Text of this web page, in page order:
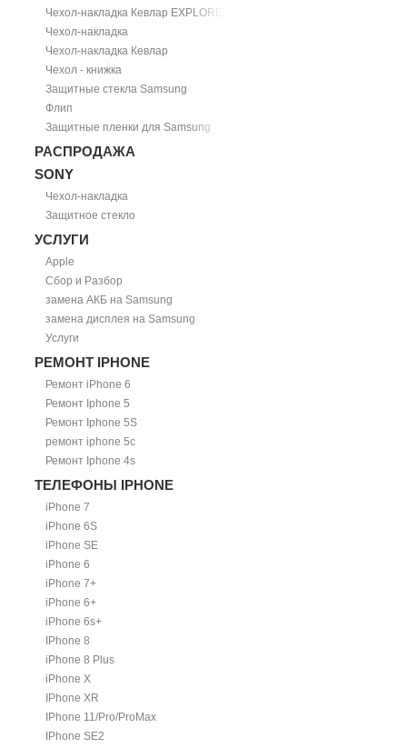
Чехол-накладка Кевлар EXPLORER
Чехол-накладка
Чехол-накладка Кевлар
Чехол - книжка
Защитные стекла Samsung
Флип
Защитные пленки для Samsung
РАСПРОДАЖА
SONY
Чехол-накладка
Защитное стекло
УСЛУГИ
Apple
Сбор и Разбор
замена АКБ на Samsung
замена дисплея на Samsung
Услуги
РЕМОНТ IPHONE
Ремонт iPhone 6
Ремонт Iphone 5
Ремонт Iphone 5S
ремонт iphone 5c
Ремонт Iphone 4s
ТЕЛЕФОНЫ IPHONE
iPhone 7
iPhone 6S
iPhone SE
iPhone 6
iPhone 7+
iPhone 6+
iPhone 6s+
IPhone 8
iPhone 8 Plus
iPhone X
IPhone XR
IPhone 11/Pro/ProMax
IPhone SE2